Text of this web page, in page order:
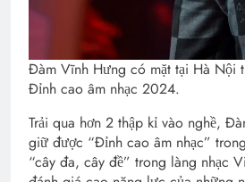
Đàm Vĩnh Hưng có mặt tại Hà Nội
Đỉnh cao âm nhạc 2024.
Trải qua hơn 2 thập kỉ vào nghề,
giữ được “Đỉnh cao âm nhạc”
“cây đa, cây đề” trong làng nhạc